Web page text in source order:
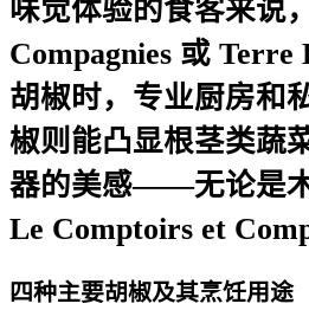
味觉体验的食客来说
Compagnies 或
胡椒时，专业厨房和
椒则能凸显根茎类蔬
器的美感——无论是
Le Comptoirs et
四种主要胡椒及其烹饪用途